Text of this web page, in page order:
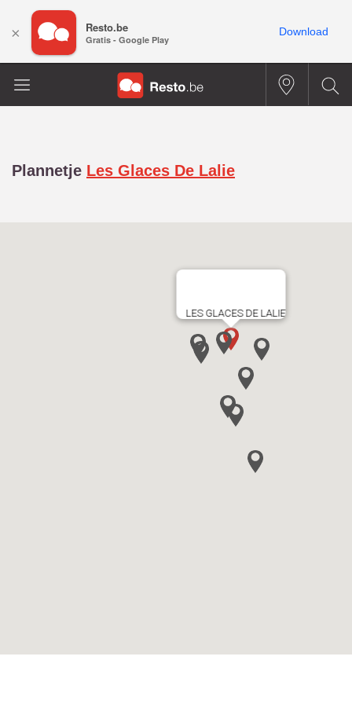
Plannetje Les Glaces De Lalie
LES GLACES DE LALIE
× Resto.be
Gratis - Google Play
Download